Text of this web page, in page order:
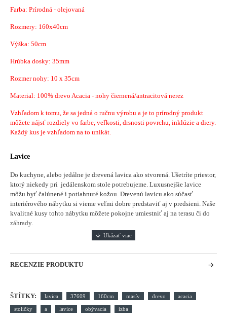
Farba: Prírodná - olejovaná
Rozmery: 160x40cm
Výška: 50cm
Hrúbka dosky: 35mm
Rozmer nohy: 10 x 35cm
Material: 100% drevo Acacia - nohy čiernená/antracitová nerez
Vzhľadom k tomu, že sa jedná o ručnu výrobu a je to prírodný produkt
môžete nájsť rozdiely vo farbe, veľkosti, drsnosti povrchu, inklúzie a diery.
Každý kus je vzhľadom na to unikát.
Lavice
Do kuchyne, alebo jedálne je drevená lavica ako stvorená. Ušetríte priestor,
ktorý niekedy pri jedálenskom stole potrebujeme. Luxusnejšie lavice
môžu byť čalúnené i potiahnuté kožou. Drevenú lavicu ako súčasť
interiérového nábytku si vieme veľmi dobre predstaviť aj v predsieni. Naše
kvalitné kusy tohto nábytku môžete pokojne umiestniť aj na terasu či do
záhrady.
RECENZIE PRODUKTU
ŠTÍTKY: lavica 37609 160cm masív drevo acacia
stoličky a lavice obývacia izba